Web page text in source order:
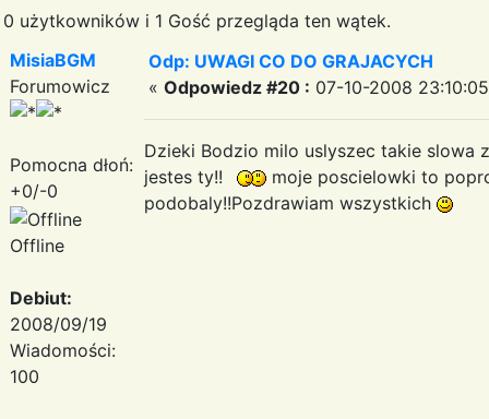
0 użytkowników i 1 Gość przegląda ten wątek.
MisiaBGM
Forumowicz
Pomocna dłoń:
+0/-0
Offline
Debiut:
2008/09/19
Wiadomości:
100
Odp: UWAGI CO DO GRAJACYCH
« Odpowiedz #20 : 07-10-2008
Dzieki Bodzio milo uslyszec takie slowa
jestes ty!!
moje poscielowki to
podobaly!!Pozdrawiam wszystkich